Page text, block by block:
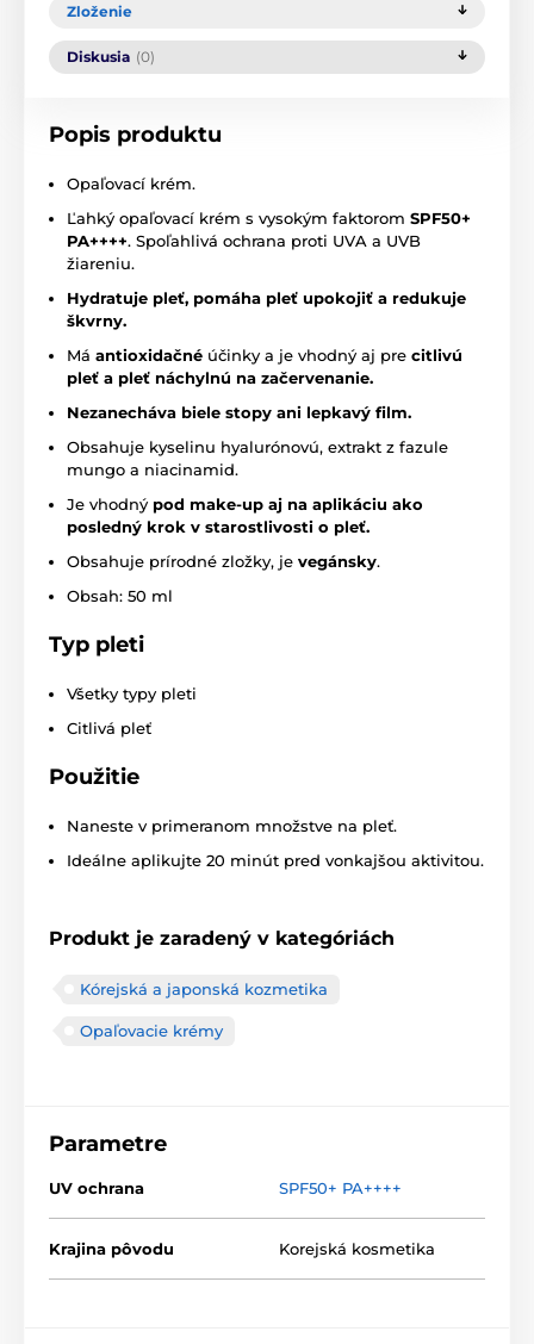
Zloženie
Diskusia (0)
Popis produktu
Opaľovací krém.
Ľahký opaľovací krém s vysokým faktorom SPF50+
PA++++. Spoľahlivá ochrana proti UVA a UVB
žiareniu.
Hydratuje pleť, pomáha pleť upokojiť a redukuje
škvrny.
Má antioxidačné účinky a je vhodný aj pre citlivú
pleť a pleť náchylnú na začervenanie.
Nezanecháva biele stopy ani lepkavý film.
Obsahuje kyselinu hyalurónovú, extrakt z fazule
mungo a niacinamid.
Je vhodný pod make-up aj na aplikáciu ako
posledný krok v starostlivosti o pleť.
Obsahuje prírodné zložky, je vegánsky.
Obsah: 50 ml
Typ pleti
Všetky typy pleti
Citlivá pleť
Použitie
Naneste v primeranom množstve na pleť.
Ideálne aplikujte 20 minút pred vonkajšou aktivitou.
Produkt je zaradený v kategóriách
Kórejská a japonská kozmetika
Opaľovacie krémy
Parametre
UV ochrana SPF50+ PA++++
Krajina pôvodu Korejská kosmetika